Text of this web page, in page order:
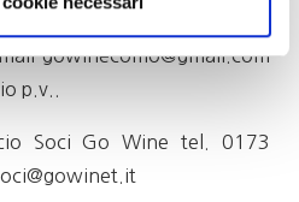
gowinecomo@gmail.com
p.v..
Soci Go Wine tel. 0173